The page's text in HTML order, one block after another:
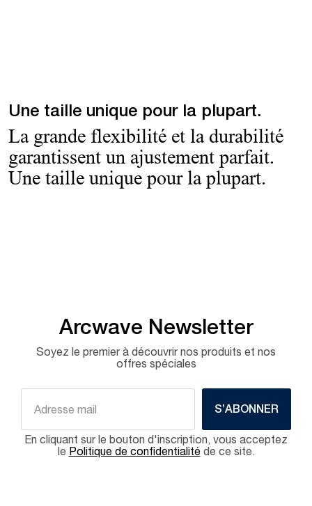
Une taille unique pour la plupart.
La grande flexibilité et la durabilité
garantissent un ajustement parfait.
Une taille unique pour la plupart.
Arcwave Newsletter
Soyez le premier à découvrir nos produits et nos
offres spéciales
S’ABONNER
En cliquant sur le bouton d'inscription, vous acceptez
le Politique de confidentialitéde ce site.